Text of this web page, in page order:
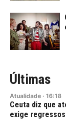
Últimas
Atualidade · 16:18
Ceuta diz que
exige